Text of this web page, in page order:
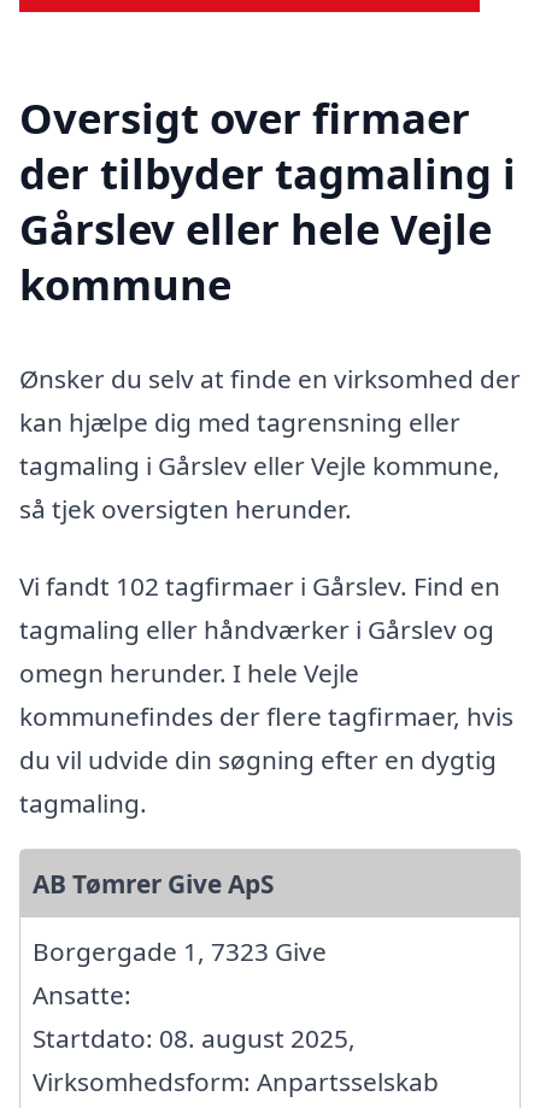
Oversigt over firmaer
der tilbyder tagmaling i
Gårslev eller hele Vejle
kommune
Ønsker du selv at finde en virksomhed der
kan hjælpe dig med tagrensning eller
tagmaling i Gårslev eller Vejle kommune,
så tjek oversigten herunder.
Vi fandt 102 tagfirmaer i Gårslev. Find en
tagmaling eller håndværker i Gårslev og
omegn herunder. I hele Vejle
kommunefindes der flere tagfirmaer, hvis
du vil udvide din søgning efter en dygtig
tagmaling.
AB Tømrer Give ApS
Borgergade 1, 7323 Give
Ansatte:
Startdato: 08. august 2025,
Virksomhedsform: Anpartsselskab